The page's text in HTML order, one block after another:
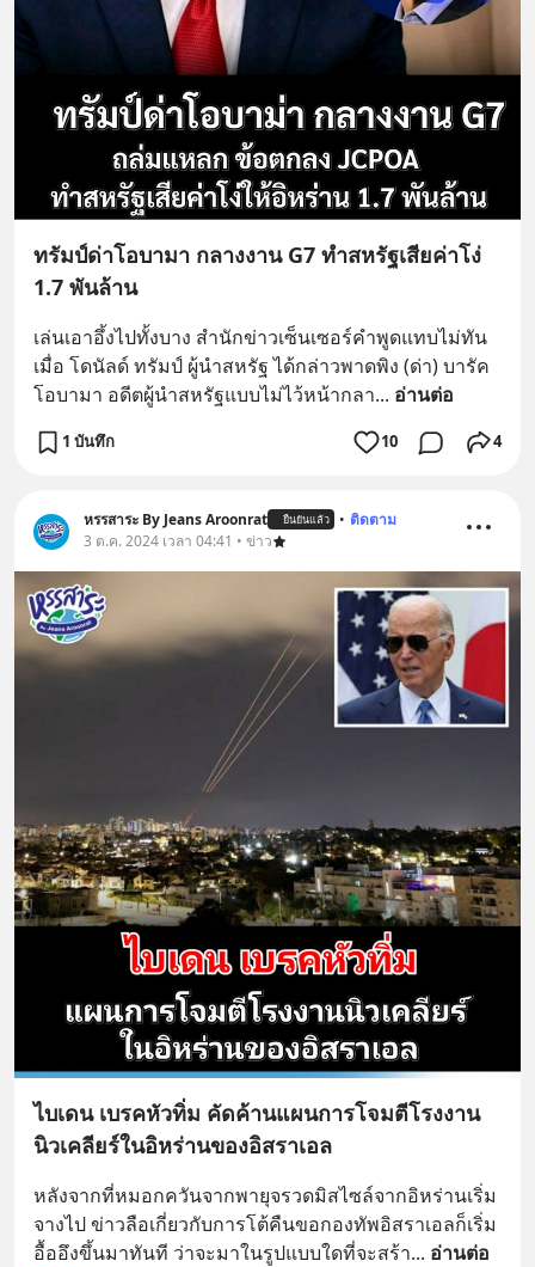
ทรัมป์ด่าโอบามา กลางงาน G7 ทำสหรัฐเสียค่าโง่
1.7 พันล้าน
เล่นเอาอึ้งไปทั้งบาง สำนักข่าวเซ็นเซอร์คำพูดแทบไม่ทัน
เมื่อ โดนัลด์ ทรัมป์ ผู้นำสหรัฐ ได้กล่าวพาดพิง (ด่า) บารัค
โอบามา อดีตผู้นำสหรัฐแบบไม่ไว้หน้ากลา... อ่านต่อ
1 บันทึก 10 4
หรรสาระ By Jeans Aroonrat ยืนยันแล้ว • ติดตาม
3 ต.ค. 2024 เวลา 04:41 • ข่าว
ไบเดน เบรคหัวทิ่ม คัดค้านแผนการโจมตีโรงงาน
นิวเคลียร์ในอิหร่านของอิสราเอล
หลังจากที่หมอกควันจากพายุจรวดมิสไซล์จากอิหร่านเริ่ม
จางไป ข่าวลือเกี่ยวกับการโต้คืนขอกองทัพอิสราเอลก็เริ่ม
อื้ออึงขึ้นมาทันที ว่าจะมาในรูปแบบใดที่จะสร้า... อ่านต่อ